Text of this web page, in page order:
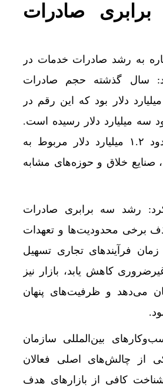
صادرات
به رشد صادرات خدمات در
سال گذشته حجم صادرات
دلار بود که این رقم در
سه میلیارد دلار رسیده است.
از این میزان، حدود ۱.۲ میلیارد دلار مربوط به
صنایع خلاق و حوزه‌های مشابه
رشد سه برابری صادرات
برخی محدودیت‌ها و تعهدات
فرآیندهای تجاری تسهیل
کاهش یابد، بازار نیز
می‌دهد و ظرفیت‌های پنهان
بین‌المللی سازمان
از چالش‌های اصلی فعالان
شناخت کافی از بازارهای هدف